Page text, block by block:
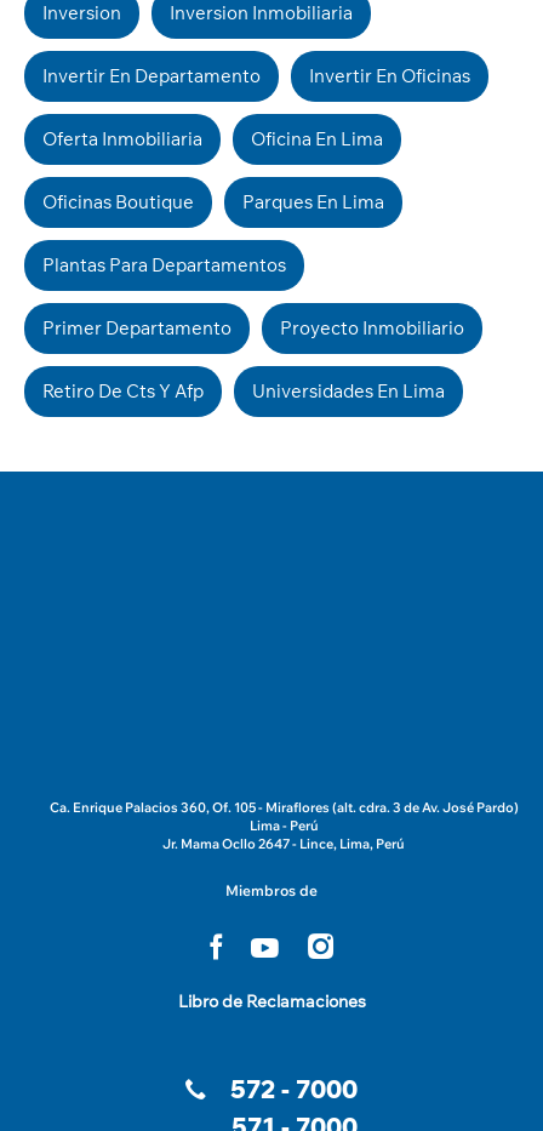
Inversion Inversion Inmobiliaria
Invertir En Departamento Invertir En Oficinas
Oferta Inmobiliaria Oficina En Lima
Oficinas Boutique Parques En Lima
Plantas Para Departamentos
Primer Departamento Proyecto Inmobiliario
Retiro De Cts Y Afp Universidades En Lima
Ca. Enrique Palacios 360, Of. 105 - Miraflores (alt. cdra. 3 de Av. José Pardo)
Lima - Perú
Jr. Mama Ocllo 2647 - Lince, Lima, Perú
Miembros de
Libro de Reclamaciones
572 - 7000